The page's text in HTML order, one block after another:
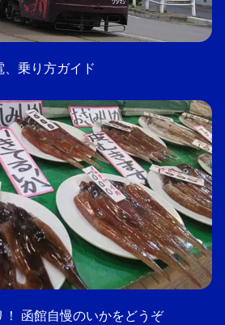
乗り方ガイド
函館自慢のいかをどうぞ